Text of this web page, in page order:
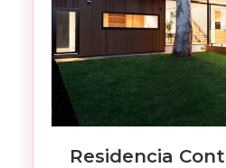
Residencia